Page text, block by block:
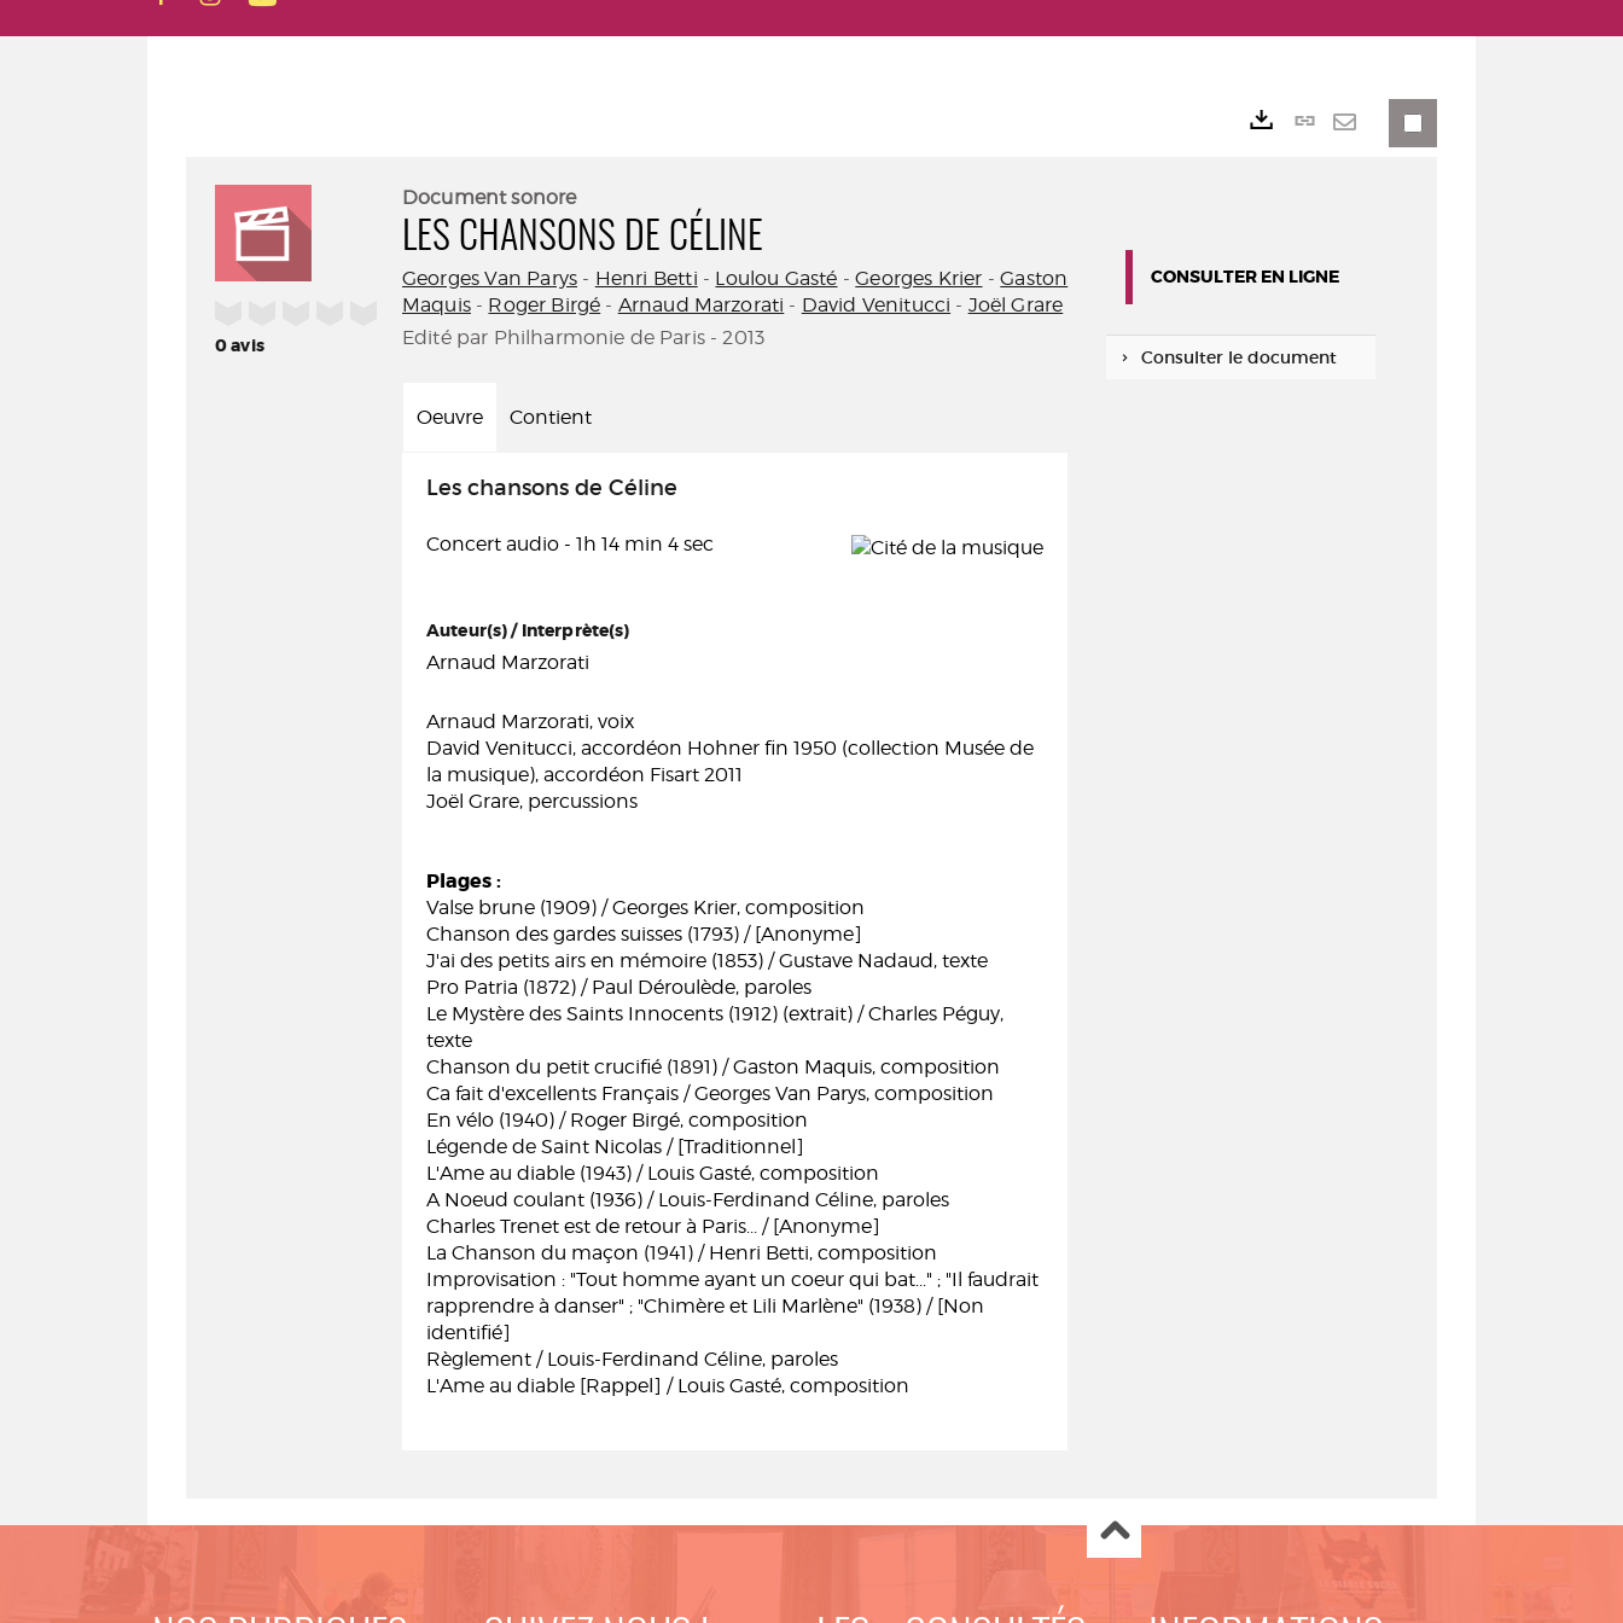
0avis
Document sonore
LES CHANSONS DE CÉLINE
Georges Van Parys - Henri Betti - Loulou Gasté -Georges Krier -Gaston
Maquis- Roger Birgé - Arnaud Marzorati - David Venitucci - Joël Grare
Edité par Philharmonie de Paris - 2013
Oeuvre Contient
Les chansons de Céline
Concert audio - 1h 14 min 4 sec
Auteur(s) / Interprète(s)
Arnaud Marzorati
Arnaud Marzorati, voix
David Venitucci, accordéon Hohner fin 1950 (collection Musée de
la musique), accordéon Fisart 2011
Joël Grare, percussions
Plages :
Valse brune (1909) / Georges Krier, composition
Chanson des gardes suisses (1793) / [Anonyme]
J'ai des petits airs en mémoire (1853) / Gustave Nadaud, texte
Pro Patria (1872) / Paul Déroulède, paroles
Le Mystère des Saints Innocents (1912) (extrait) / Charles Péguy,
texte
Chanson du petit crucifié (1891) / Gaston Maquis, composition
Ca fait d'excellents Français / Georges Van Parys, composition
En vélo (1940) / Roger Birgé, composition
Légende de Saint Nicolas / [Traditionnel]
L'Ame au diable (1943) / Louis Gasté, composition
A Noeud coulant (1936) / Louis-Ferdinand Céline, paroles
Charles Trenet est de retour à Paris... / [Anonyme]
La Chanson du maçon (1941) / Henri Betti, composition
Improvisation : "Tout homme ayant un coeur qui bat..." ; "Il faudrait
rapprendre à danser" ; "Chimère et Lili Marlène" (1938) / [Non
identifié]
Règlement / Louis-Ferdinand Céline, paroles
L'Ame au diable [Rappel] / Louis Gasté, composition
Lien
CONSULTER EN LIGNE
Consulter le document